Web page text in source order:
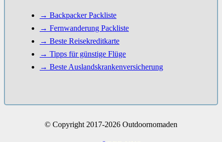
→ Backpacker Packliste
→ Fernwanderung Packliste
→ Beste Reisekreditkarte
→ Tipps für günstige Flüge
→ Beste Auslandskrankenversicherung
© Copyright 2017-2026 Outdoornomaden